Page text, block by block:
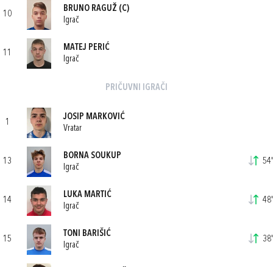
10
BRUNO RAGUŽ (C)
Igrač
11
MATEJ PERIĆ
Igrač
PRIČUVNI IGRAČI
1
JOSIP MARKOVIĆ
Vratar
13
BORNA SOUKUP
Igrač
54'
14
LUKA MARTIĆ
Igrač
48'
15
TONI BARIŠIĆ
Igrač
38'